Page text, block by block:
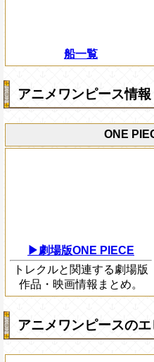
船一覧
アニメワンピース情報
ONE
▶劇場版ONE PIECE
トレクルと関連する劇場版
作品・映画情報まとめ。
アニメワンピースの